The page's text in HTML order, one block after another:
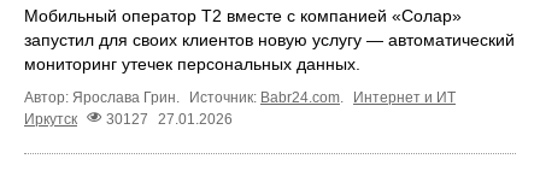
Мобильный оператор Т2 вместе с компанией «Солар»
запустил для своих клиентов новую услугу — автоматический
мониторинг утечек персональных данных.
Автор: Ярослава Грин. Источник: Babr24.com.
Интернет и ИТ
Иркутск
30127 27.01.2026